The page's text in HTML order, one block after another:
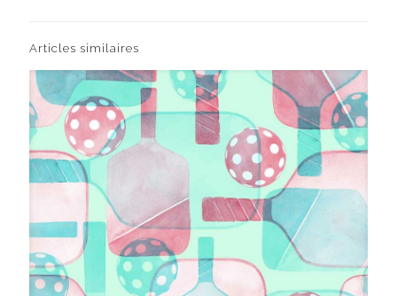
Articles similaires